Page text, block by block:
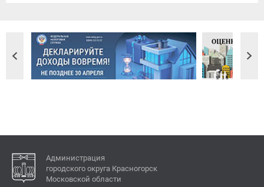
Администрация
городского округа Красногорск
Московской области